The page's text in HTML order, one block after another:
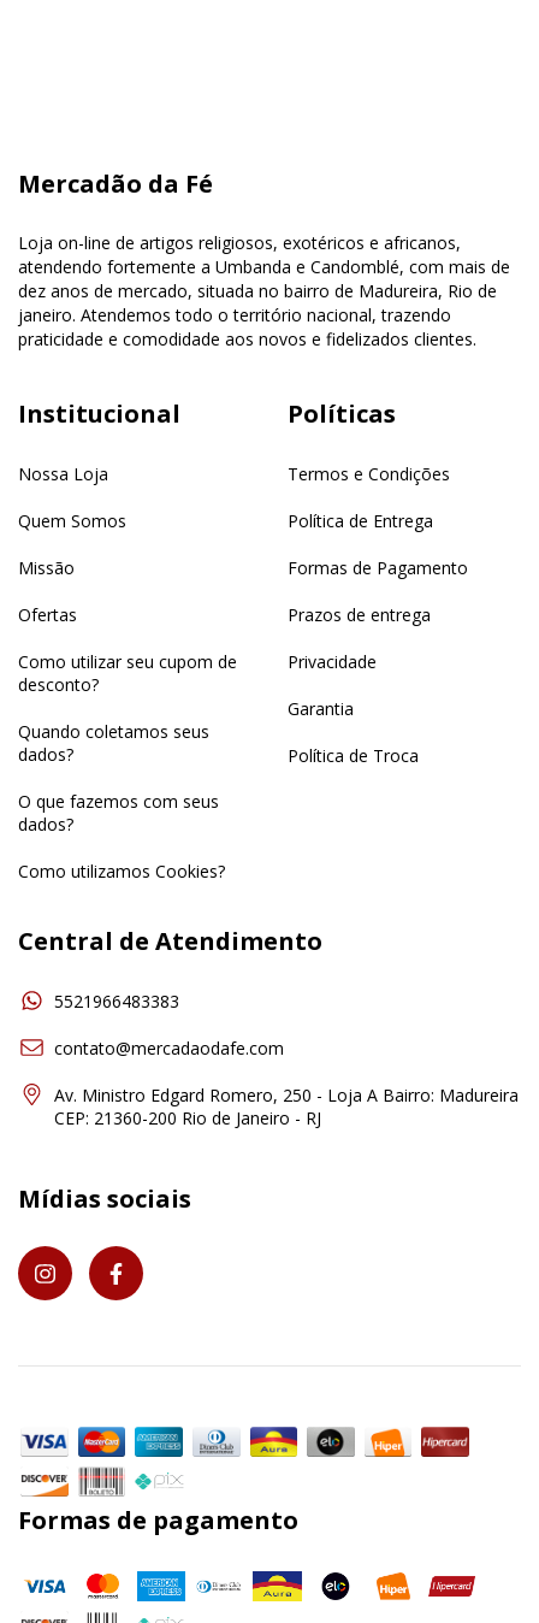
Mercadão da Fé
Loja on-line de artigos religiosos, exotéricos e africanos,
atendendo fortemente a Umbanda e Candomblé, com mais de
dez anos de mercado, situada no bairro de Madureira, Rio de
janeiro. Atendemos todo o território nacional, trazendo
praticidade e comodidade aos novos e fidelizados clientes.
Institucional
Nossa Loja
Quem Somos
Missão
Ofertas
Como utilizar seu cupom de
desconto?
Quando coletamos seus
dados?
O que fazemos com seus
dados?
Como utilizamos Cookies?
Políticas
Termos e Condições
Política de Entrega
Formas de Pagamento
Prazos de entrega
Privacidade
Garantia
Política de Troca
Central de Atendimento
5521966483383
contato@mercadaodafe.com
Av. Ministro Edgard Romero, 250 - Loja A Bairro: Madureira
CEP: 21360-200 Rio de Janeiro - RJ
Mídias sociais
Formas de pagamento